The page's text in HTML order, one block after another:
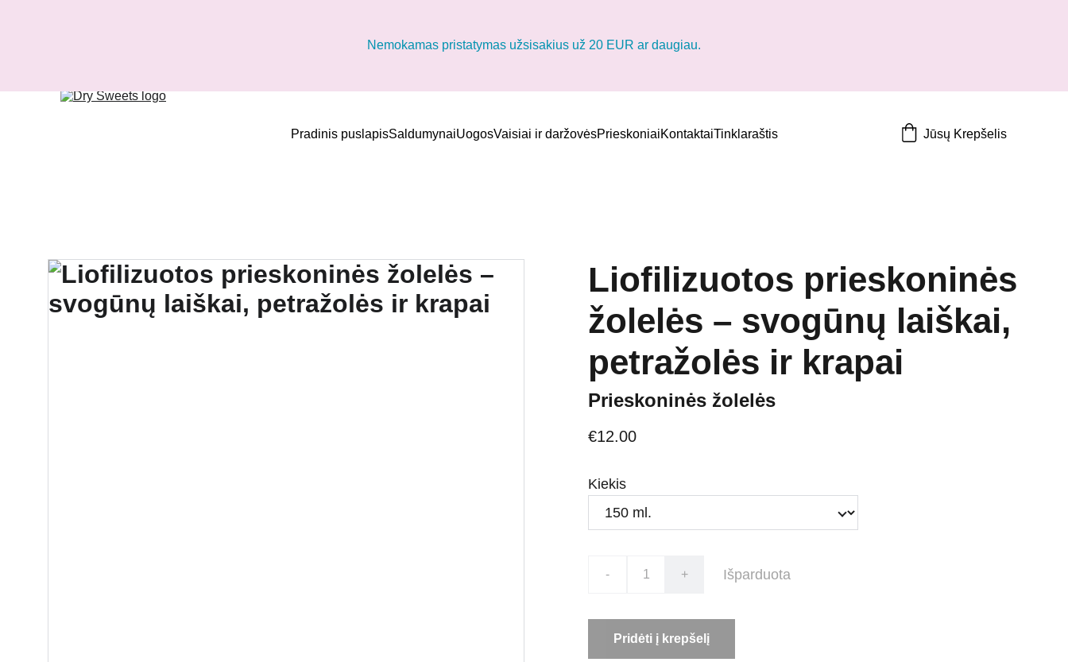
Pradinis puslapisSaldumynaiUogosVaisiai ir daržovėsPrieskoniaiKontaktaiTinklaraštis Jūsų Krepšelis
Liofilizuotos prieskoninės
žolelės – svogūnų laiškai,
petražolės ir krapai
Prieskoninės žolelės
€12.00
Kiekis
- + Išparduota
Pridėti į krepšelį
Nemokamas pristatymas užsisakius už 20 EUR ar daugiau.